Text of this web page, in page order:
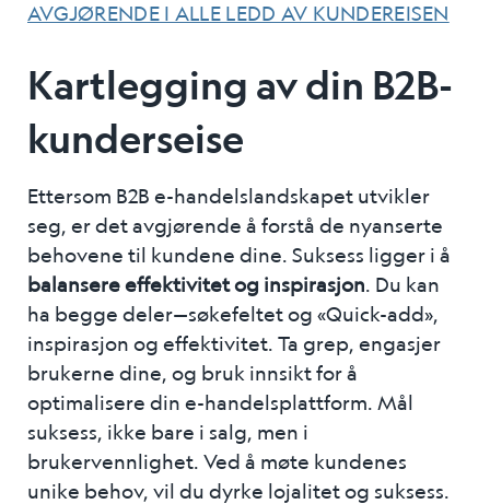
AVGJØRENDE I ALLE LEDD AV KUNDEREISEN
Kartlegging av din B2B-
kunderseise
Ettersom B2B e-handelslandskapet utvikler
seg, er det avgjørende å forstå de nyanserte
behovene til kundene dine. Suksess ligger i å
balansere effektivitet og inspirasjon. Du kan
ha begge deler—søkefeltet og «Quick-add»,
inspirasjon og effektivitet. Ta grep, engasjer
brukerne dine, og bruk innsikt for å
optimalisere din e-handelsplattform. Mål
suksess, ikke bare i salg, men i
brukervennlighet. Ved å møte kundenes
unike behov, vil du dyrke lojalitet og suksess.